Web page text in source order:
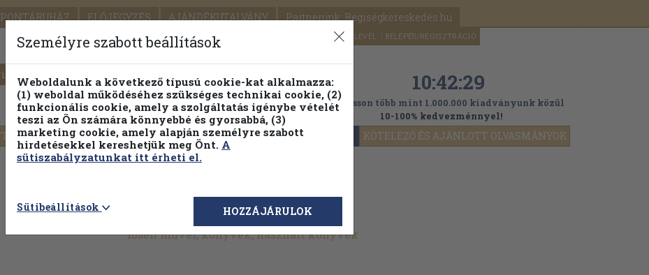
PONTÁRUHÁZ ELŐJEGYZÉS AJÁNDÉKUTALVÁNY Partnerünk: Régiségkereskedés.hu
SEGÍTSÉG HÍRLEVÉL BELÉPÉS/REGISZTRÁCIÓ
PILLANATNYI ÁRAINK FENNTARTHATÓ OLVASMÁNYOK KÖTELEZŐ ÉS AJÁNLOTT OLVASMÁNYOK
Részletes kereső Témaköri fa 10:42:27
Válogasson több mint 1.000.000 kiadványunk közül
10-100% kedvezménnyel!
Ibsen művei, könyvek, használt könyvek
Személyre szabott beállítások
Weboldalunk a következő típusú cookie-kat alkalmazza:
(1) weboldal működéséhez szükséges technikai cookie, (2)
funkcionális cookie, amely a szolgáltatás igénybe vételét
teszi az Ön számára könnyebbé és gyorsabbá, (3)
marketing cookie, amely alapján személyre szabott
hirdetésekkel kereshetjük meg Önt. A
sütiszabályzatunkat itt érheti el.
Sütibeállítások HOZZÁJÁRULOK